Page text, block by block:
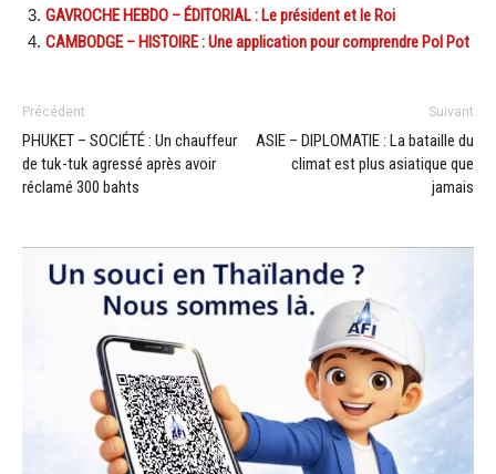
GAVROCHE HEBDO – ÉDITORIAL : Le président et le Roi
CAMBODGE – HISTOIRE : Une application pour comprendre Pol Pot
Précédent
PHUKET – SOCIÉTÉ : Un chauffeur
de tuk-tuk agressé après avoir
réclamé 300 bahts
Suivant
ASIE – DIPLOMATIE : La bataille du
climat est plus asiatique que
jamais